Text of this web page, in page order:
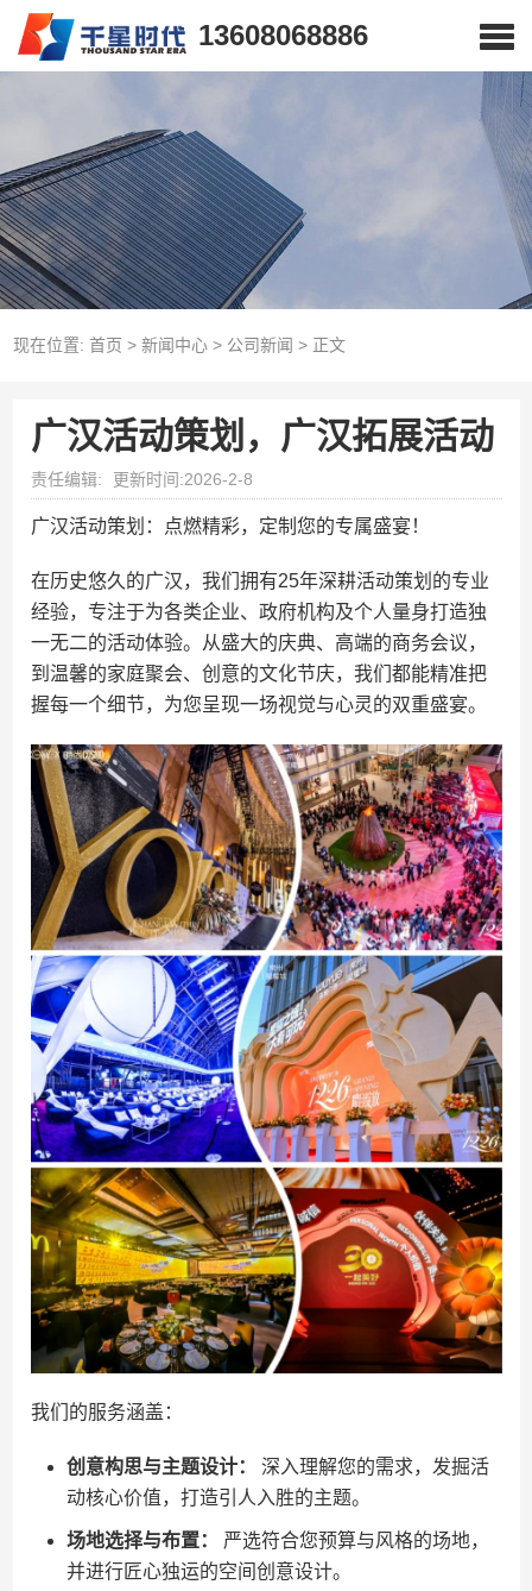
13608068886
现在位置: 首页 > 新闻中心> 公司新闻 > 正文
广汉活动策划，广汉拓展活动
责任编辑: 更新时间:2026-2-8
广汉活动策划：点燃精彩，定制您的专属盛宴！
在历史悠久的广汉，我们拥有25年深耕活动策划的专业
经验，专注于为各类企业、政府机构及个人量身打造独
一无二的活动体验。从盛大的庆典、高端的商务会议，
到温馨的家庭聚会、创意的文化节庆，我们都能精准把
握每一个细节，为您呈现一场视觉与心灵的双重盛宴。
我们的服务涵盖：
创意构思与主题设计：
深入理解您的需求，发掘活
动核心价值，打造引人入胜的主题。
场地选择与布置：
严选符合您预算与风格的场地，
并进行匠心独运的空间创意设计。